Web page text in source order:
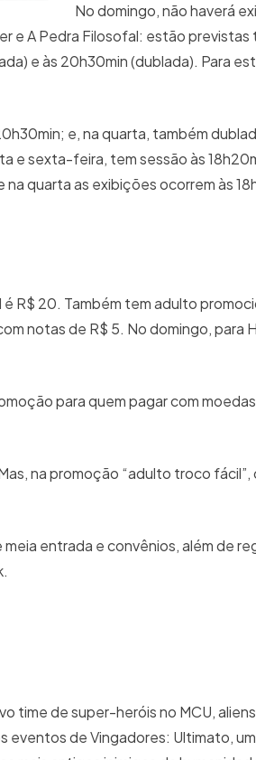
No domingo, não haverá
e A Pedra Filosofal: estão previstas
e às 20h30min (dublada). Para
e, na quarta, também
e sexta-feira, tem sessão às
quarta as exibições ocorrem às
R$ 20. Também tem adulto
notas de R$ 5. No domingo, para
para quem pagar com
na promoção “adulto troco fácil”,
entrada e convênios, além de
time de super-heróis no MCU,
eventos de Vingadores: Ultimato,